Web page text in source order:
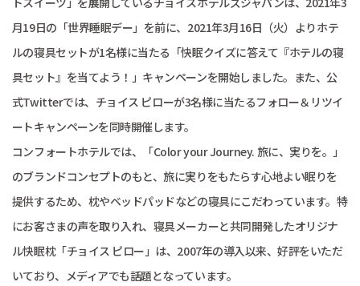
月19日の「世界睡眠デー」を前に、2021年3月16日（火）よりホテ
ルの寝具セットが1名様に当たる「快眠クイズに答えて『ホテルの寝
具セット』を当てよう！」キャンペーンを開始しました。また、公
式Twitterでは、チョイス ピローが3名様に当たるフォロー＆リツイ
ートキャンペーンを同時開催します。
コンフォートホテルでは、「Color your Journey. 旅に、実りを。」
のブランドコンセプトのもと、旅に実りをもたらす心地よい眠りを
提供するため、枕やベッドパッドなどの寝具にこだわっています。特
にお客さまの声を取り入れ、寝具メーカーと共同開発したオリジナ
ル快眠枕「チョイス ピロー」は、2007年の導入以来、好評をいただ
いており、メディアでも話題となっています。